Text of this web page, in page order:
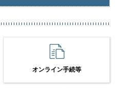
オンライン手続等